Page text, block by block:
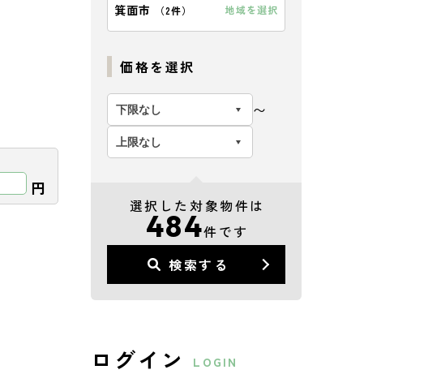
円
箕面市 （2件） 地域を選択
価格を選択
〜
選択した対象物件は
484件です
検索する
ログイン LOGIN